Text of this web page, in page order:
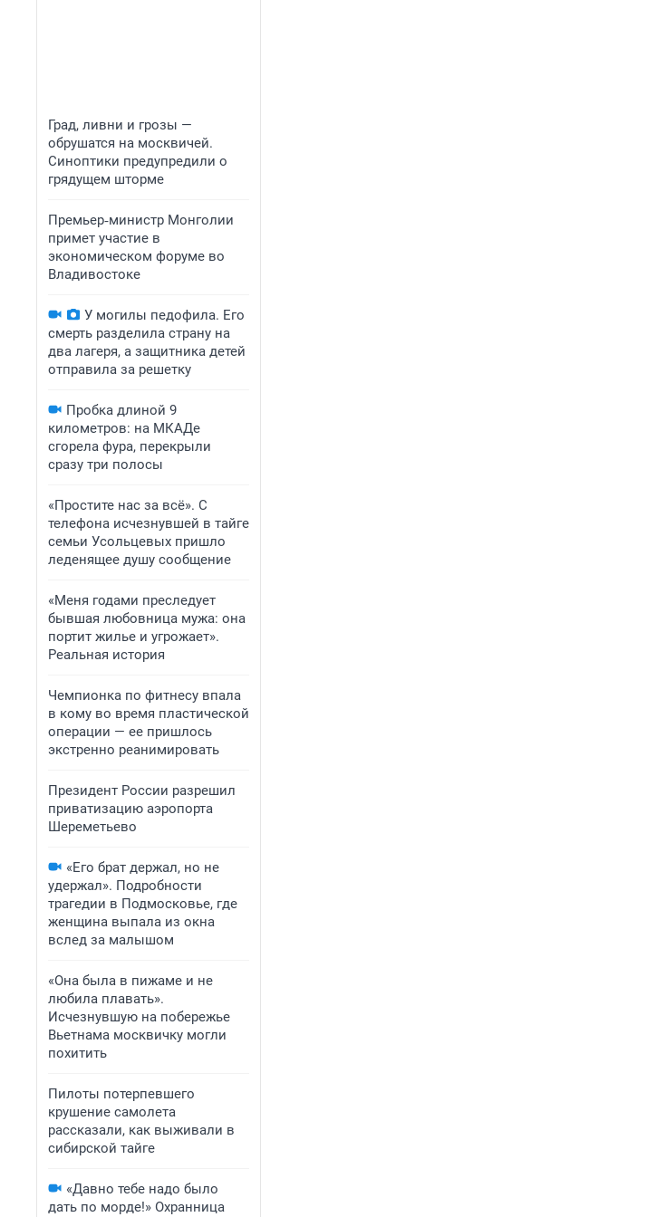
Град, ливни и грозы —
обрушатся на москвичей.
Синоптики предупредили о
грядущем шторме
Премьер‑министр Монголии
примет участие в
экономическом форуме во
Владивостоке
У могилы педофила. Его
смерть разделила страну на
два лагеря, а защитника детей
отправила за решетку
Пробка длиной 9
километров: на МКАДе
сгорела фура, перекрыли
сразу три полосы
«Простите нас за всё». С
телефона исчезнувшей в тайге
семьи Усольцевых пришло
леденящее душу сообщение
«Меня годами преследует
бывшая любовница мужа: она
портит жилье и угрожает».
Реальная история
Чемпионка по фитнесу впала
в кому во время пластической
операции — ее пришлось
экстренно реанимировать
Президент России разрешил
приватизацию аэропорта
Шереметьево
«Его брат держал, но не
удержал». Подробности
трагедии в Подмосковье, где
женщина выпала из окна
вслед за малышом
«Она была в пижаме и не
любила плавать».
Исчезнувшую на побережье
Вьетнама москвичку могли
похитить
Пилоты потерпевшего
крушение самолета
рассказали, как выживали в
сибирской тайге
«Давно тебе надо было
дать по морде!» Охранница